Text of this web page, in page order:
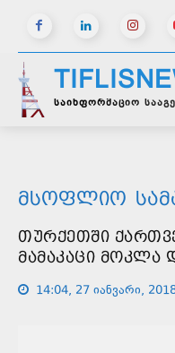
საინფორმაციო
ᲛᲡᲝᲤᲚᲘᲝ
ᲗᲣᲠᲥᲔᲗᲨᲘ
ᲛᲐᲛᲐᲙᲐᲪᲘ ᲛᲝᲙᲚᲐ
14:04, 27 იანვარი,